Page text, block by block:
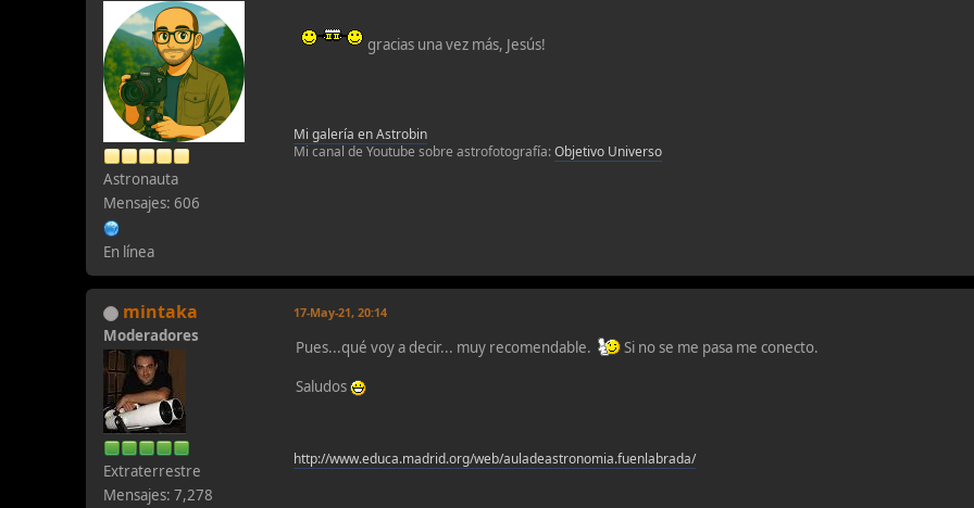
Astronauta
Mensajes: 606
En línea
gracias una vez más, Jesús!
Mi galería en Astrobin
Mi canal de Youtube sobre astrofotografía:Objetivo Universo
mintaka
Moderadores
Extraterrestre
Mensajes: 7,278
17-May-21, 20:14
Pues...qué voy a decir... muy recomendable.
Si no se me pasa me conecto.
Saludos
http://www.educa.madrid.org/web/auladeastronomia.fuenlabrada/